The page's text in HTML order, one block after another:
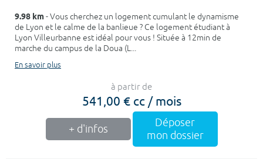
9.98 km- Vous cherchez un logement cumulant le dynamisme
de Lyon et le calme de la banlieue ? Ce logement étudiant à
Lyon Villeurbanne est idéal pour vous ! Située à 12min de
marche du campus de la Doua (L...
En savoir plus
à partir de
541,00 € cc / mois
+ d'infos
Déposer
mon dossier